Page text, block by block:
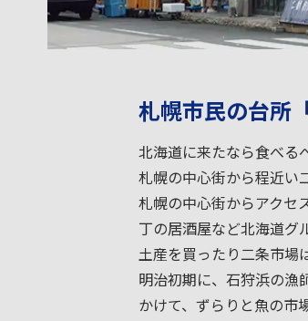
札幌市民の台所
北海道に来たなら食べる
札幌の中心街から程近い
札幌の中心街からアクセ
丁の居酒屋など北海道グ
土産を買ったり二条市場
明治初期に、石狩浜の漁
かけて、ずらりと魚の市